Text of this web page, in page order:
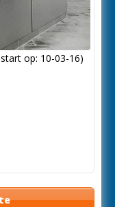
op: 10-03-16)